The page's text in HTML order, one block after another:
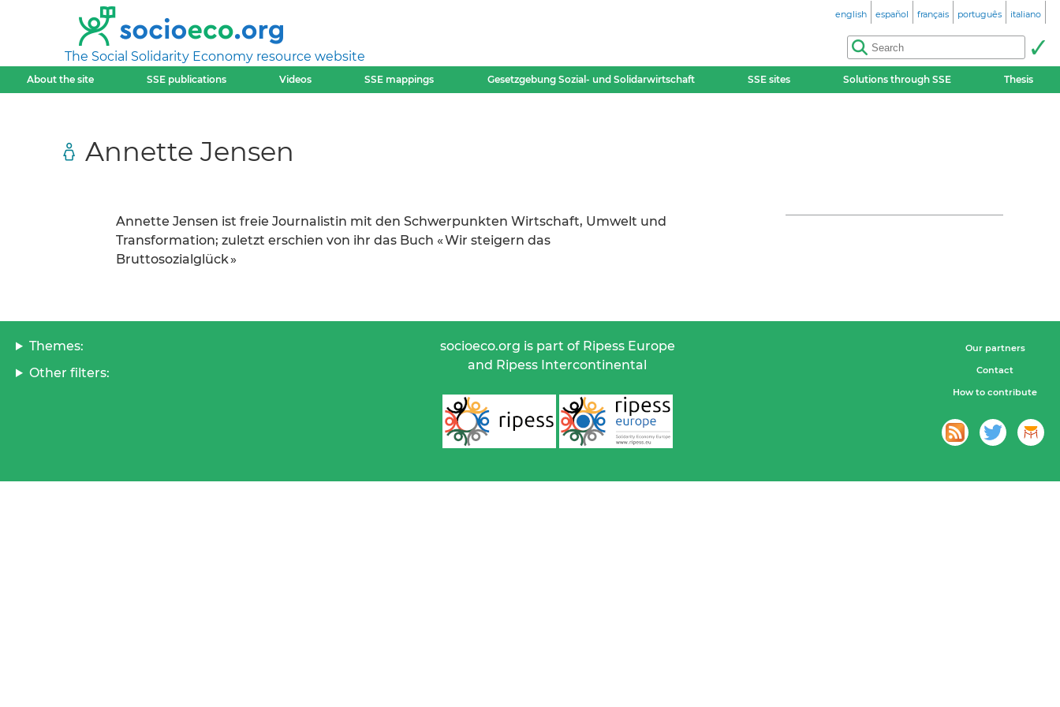
The Social Solidarity Economy resource website
english español français português italiano
About the site SSE publications Videos SSE mappings Gesetzgebung Sozial- und Solidarwirtschaft SSE sites Solutions through SSE Thesis
Annette Jensen
Annette Jensen ist freie Journalistin mit den Schwerpunkten Wirtschaft, Umwelt und
Transformation; zuletzt erschien von ihr das Buch « Wir steigern das
Bruttosozialglück »
Themes:
Other filters:
socioeco.org is part of Ripess Europe
and Ripess Intercontinental
Our partners
Contact
How to contribute